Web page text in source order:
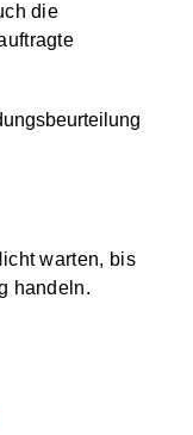
die
warten, bis
handeln.